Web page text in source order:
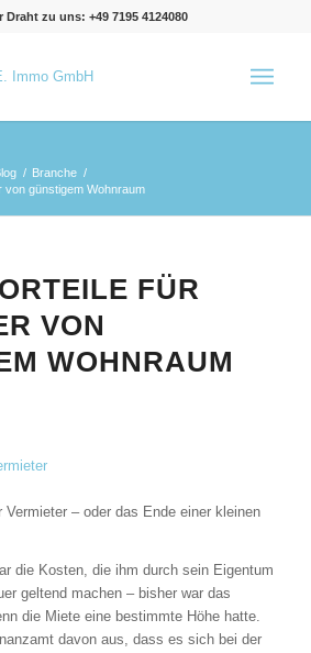
Draht zu uns: +49 7195 4124080
/ Branche /
von günstigem Wohnraum
FÜR
VON
WOHNRAUM
Vermieter – oder das Ende einer kleinen
die Kosten, die ihm durch sein Eigentum
geltend machen – bisher war das
die Miete eine bestimmte Höhe hatte.
davon aus, dass es sich bei der